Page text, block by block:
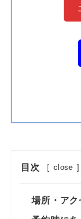
目次 [ close ]
場所・アク